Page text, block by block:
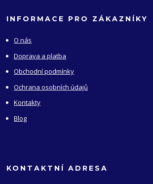
INFORMACE PRO ZÁKAZNÍKY
O nás
Doprava a platba
Obchodní podmínky
Ochrana osobních údajů
Kontakty
Blog
KONTAKTNÍ ADRESA